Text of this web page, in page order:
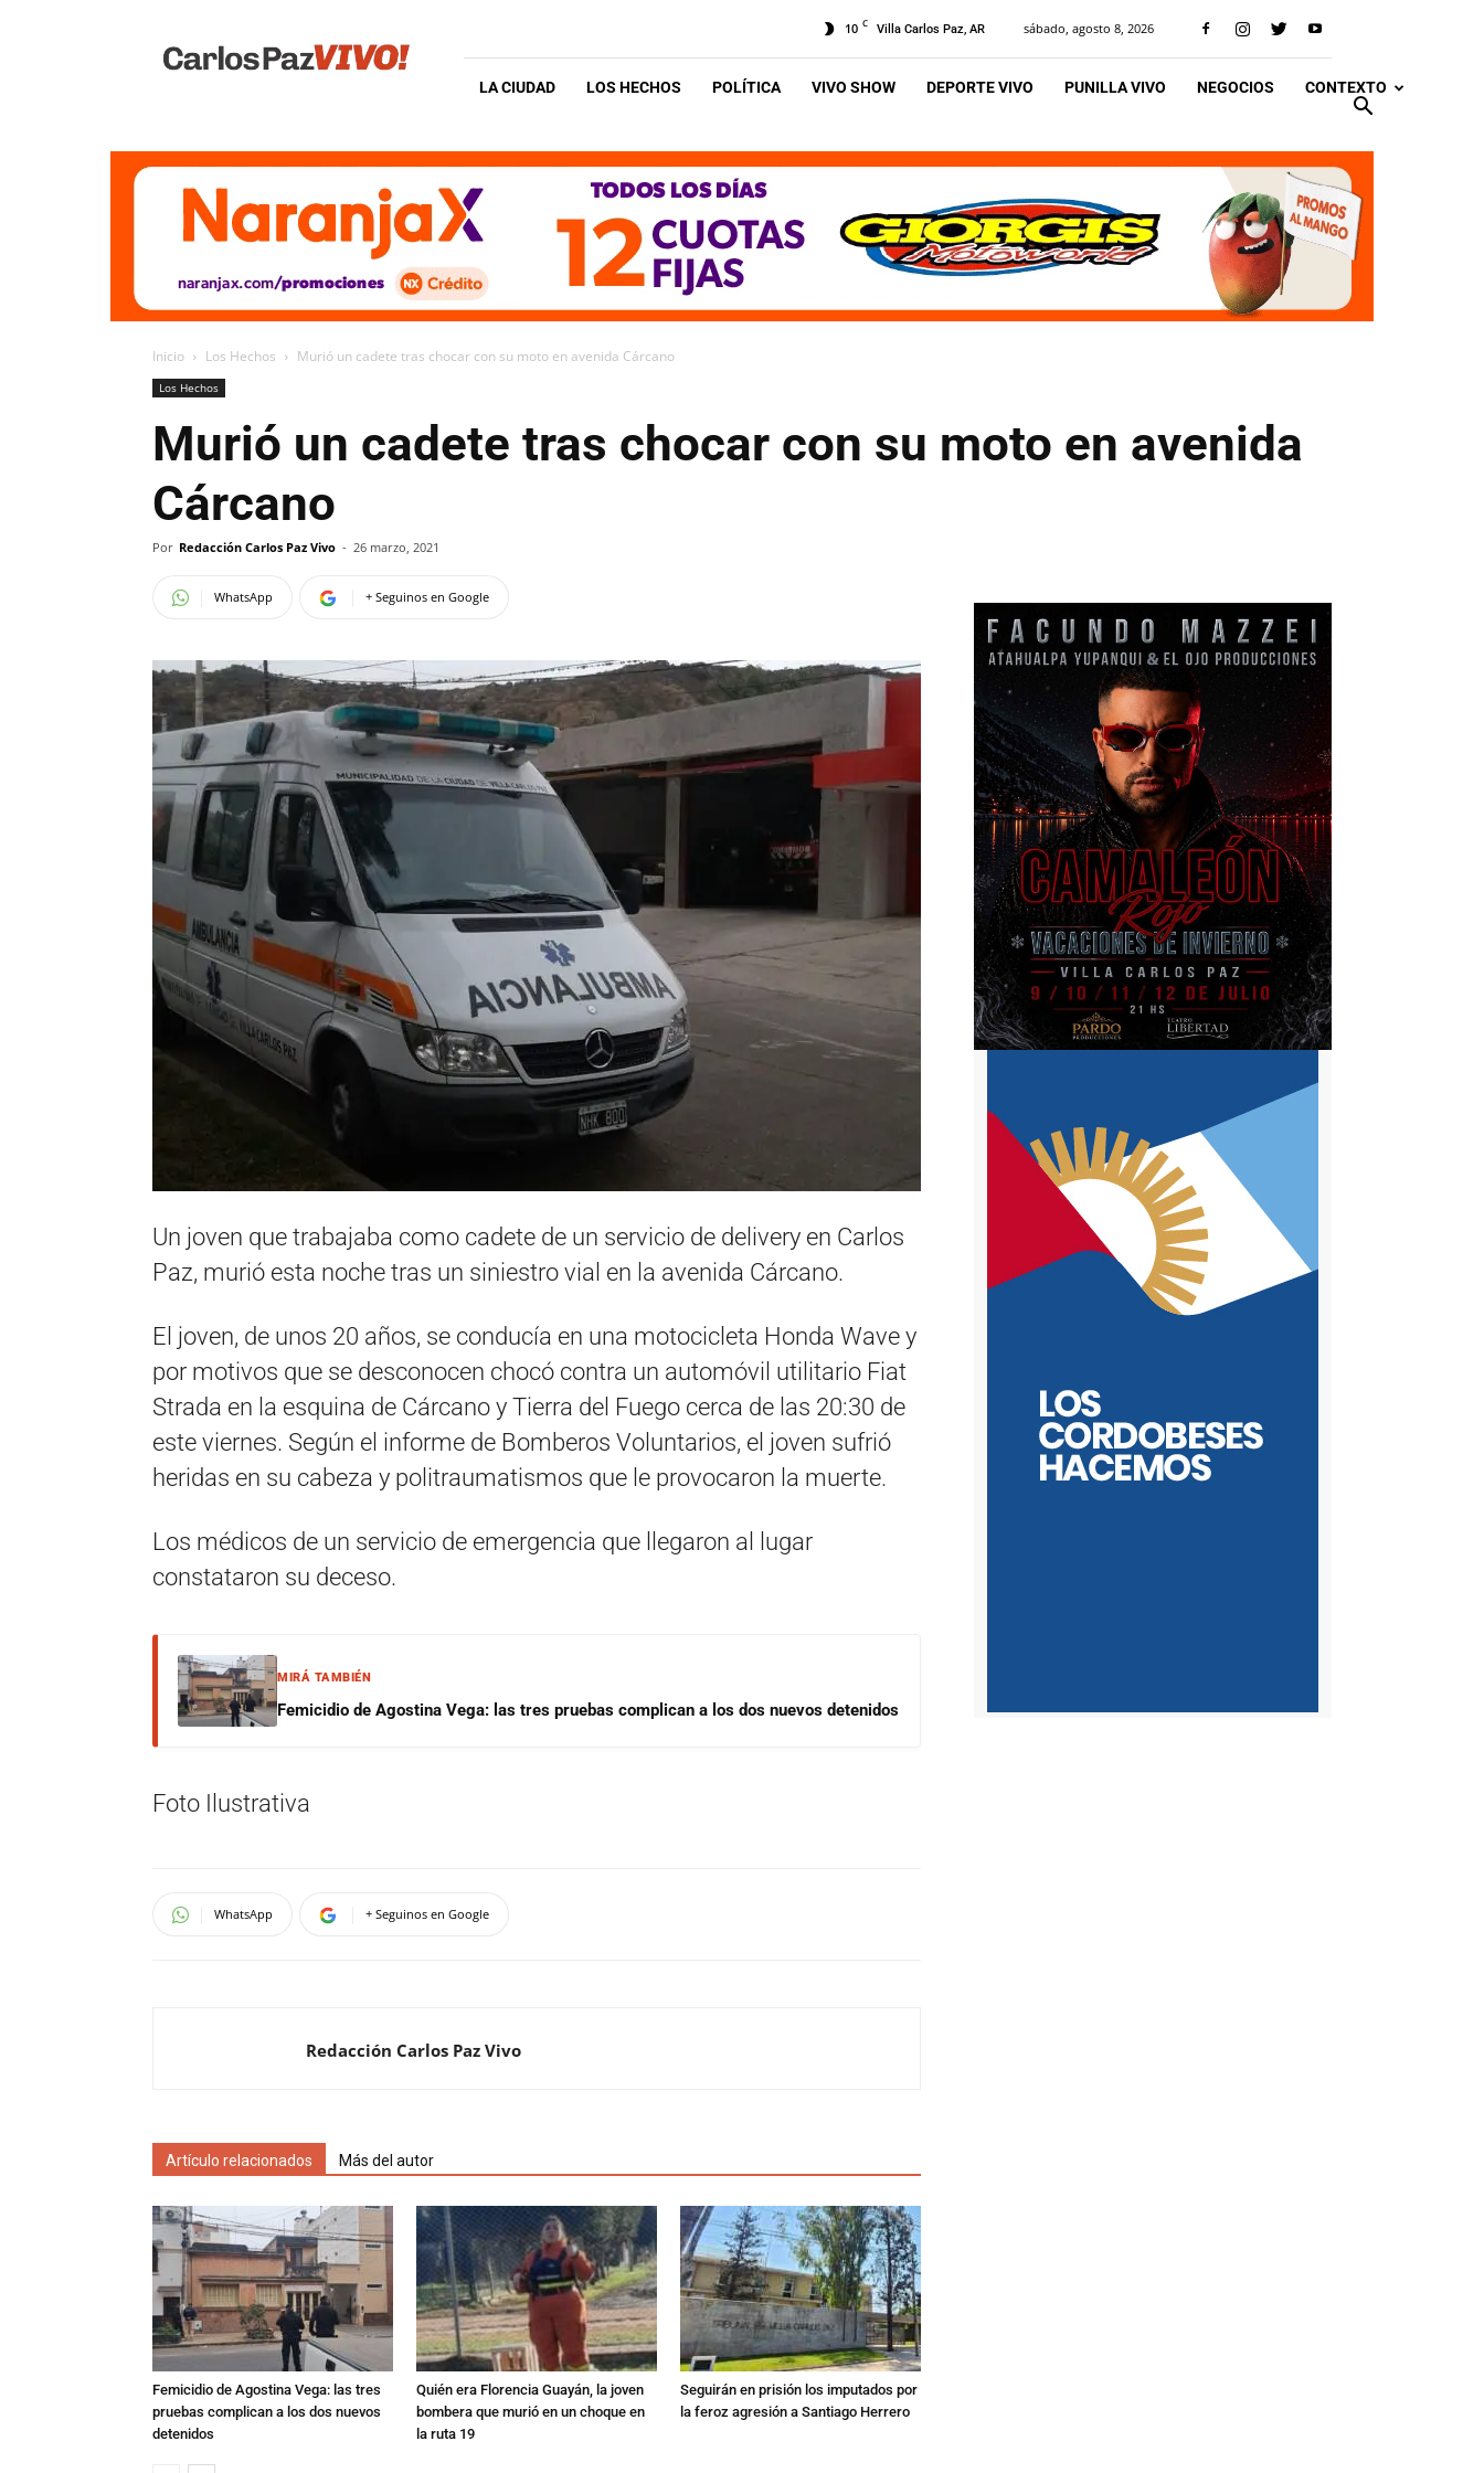
Vivo
10 C Villa Carlos Paz, AR sábado, agosto 8, 2026
LA CIUDAD LOS HECHOS POLÍTICA VIVO SHOW DEPORTE VIVO PUNILLA VIVO NEGOCIOS CONTEXTO
Inicio Los Hechos Murió un cadete tras chocar con su moto en avenida Cárcano
Los Hechos
Murió un cadete tras chocar con su moto en avenida
Cárcano
Por Redacción Carlos Paz Vivo - 26 marzo, 2021
WhatsApp + Seguinos en Google
Un joven que trabajaba como cadete de un servicio de delivery en Carlos
Paz, murió esta noche tras un siniestro vial en la avenida Cárcano.
El joven, de unos 20 años, se conducía en una motocicleta Honda Wave y
por motivos que se desconocen chocó contra un automóvil utilitario Fiat
Strada en la esquina de Cárcano y Tierra del Fuego cerca de las 20:30 de
este viernes. Según el informe de Bomberos Voluntarios, el joven sufrió
heridas en su cabeza y politraumatismos que le provocaron la muerte.
Los médicos de un servicio de emergencia que llegaron al lugar
constataron su deceso.
MIRÁ TAMBIÉN
Femicidio de Agostina Vega: las tres pruebas complican a los dos nuevos detenidos
Foto Ilustrativa
WhatsApp + Seguinos en Google
Redacción Carlos Paz Vivo
Artículo relacionados Más del autor
Femicidio de Agostina Vega: las tres
pruebas complican a los dos nuevos
detenidos
Quién era Florencia Guayán, la joven
bombera que murió en un choque en
la ruta 19
Seguirán en prisión los imputados por
la feroz agresión a Santiago Herrero